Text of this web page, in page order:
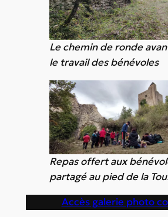
Le chemin de ronde
le travail des bénévoles
Repas offert aux
partagé au pied de la
Accès galerie photo